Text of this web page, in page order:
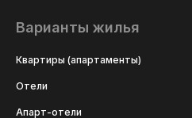
Варианты жилья
Квартиры (апартаменты)
Отели
Апарт-отели